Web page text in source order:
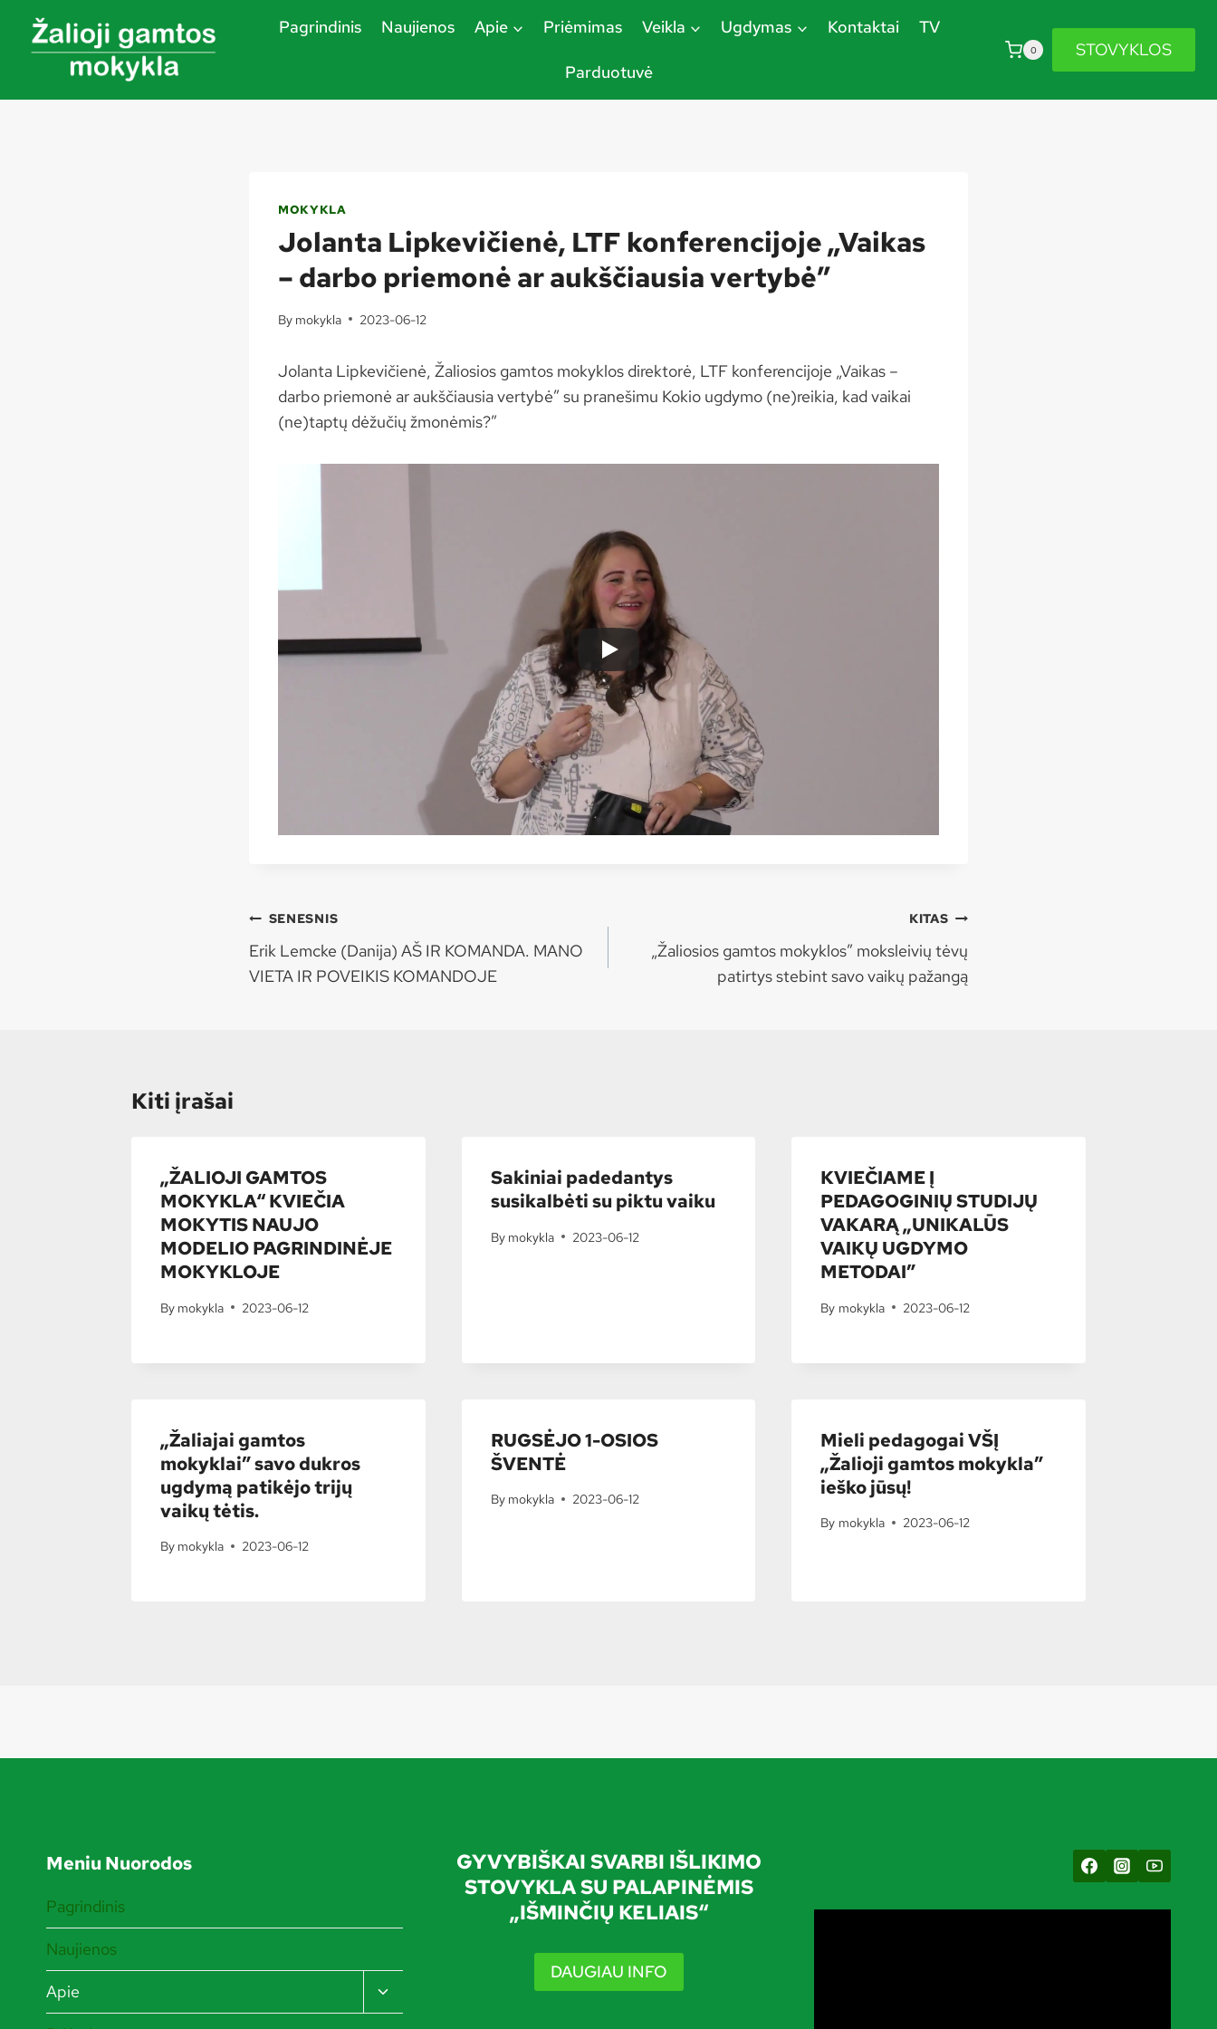
Pagrindinis Naujienos Apie Priėmimas Veikla Ugdymas Kontaktai TV
Parduotuvė
0 STOVYKLOS
MOKYKLA
Jolanta Lipkevičienė, LTF konferencijoje „Vaikas
– darbo priemonė ar aukščiausia vertybė”
By mokykla 2023-06-12
Jolanta Lipkevičienė, Žaliosios gamtos mokyklos direktorė, LTF konferencijoje „Vaikas –
darbo priemonė ar aukščiausia vertybė” su pranešimu Kokio ugdymo (ne)reikia, kad vaikai
(ne)taptų dėžučių žmonėmis?”
Navigacija
tarp
įrašų
SENESNIS
Erik Lemcke (Danija) AŠ IR KOMANDA. MANO
VIETA IR POVEIKIS KOMANDOJE
KITAS
„Žaliosios gamtos mokyklos” moksleivių tėvų
patirtys stebint savo vaikų pažangą
Kiti įrašai
„ŽALIOJI GAMTOS
MOKYKLA“ KVIEČIA
MOKYTIS NAUJO
MODELIO PAGRINDINĖJE
MOKYKLOJE
By mokykla 2023-06-12
Sakiniai padedantys
susikalbėti su piktu vaiku
By mokykla 2023-06-12
KVIEČIAME Į
PEDAGOGINIŲ STUDIJŲ
VAKARĄ „UNIKALŪS
VAIKŲ UGDYMO
METODAI”
By mokykla 2023-06-12
„Žaliajai gamtos
mokyklai” savo dukros
ugdymą patikėjo trijų
vaikų tėtis.
By mokykla 2023-06-12
RUGSĖJO 1-OSIOS
ŠVENTĖ
By mokykla 2023-06-12
Mieli pedagogai VŠĮ
„Žalioji gamtos mokykla”
ieško jūsų!
By mokykla 2023-06-12
Meniu Nuorodos
Pagrindinis
Naujienos
Apie
TOGGLE
CHILD
GYVYBIŠKAI SVARBI IŠLIKIMO
STOVYKLA SU PALAPINĖMIS
„IŠMINČIŲ KELIAIS“
DAUGIAU INFO